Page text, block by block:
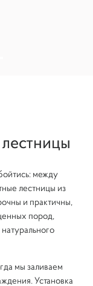
между
лестницы из
и практичны,
пород,
мы заливаем
Установка